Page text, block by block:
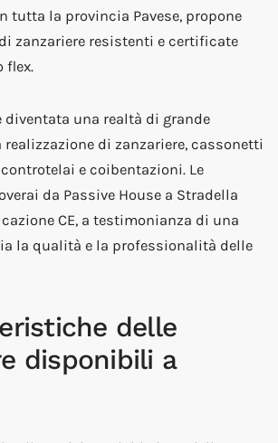
tutta la provincia Pavese, propone
zanzariere resistenti e certificate
flex.
diventata una realtà di grande
di zanzariere, cassonetti
e coibentazioni. Le
da Passive House a Stradella
CE, a testimonianza di una
la qualità e la professionalità delle
delle
disponibili a